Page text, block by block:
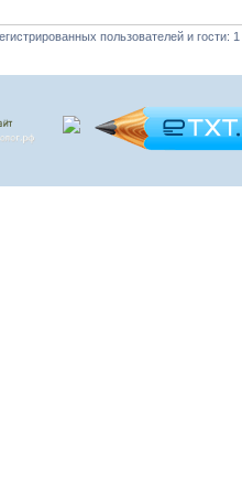
пользователей и гости: 1